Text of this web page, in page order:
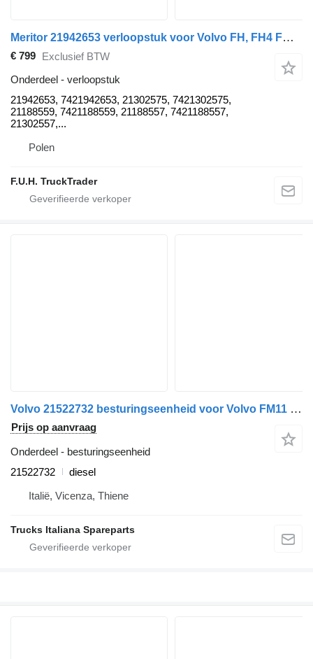
Meritor 21942653 verloopstuk voor Volvo FH, FH4 FM4 FM5 FM13 FM12 FM11 FMX 11 vrachtwagen
€ 799 Exclusief BTW
Onderdeel - verloopstuk
21942653, 7421942653, 21302575, 7421302575,
21188559, 7421188559, 21188557, 7421188557,
21302557,...
Polen
F.U.H. TruckTrader
Volvo 21522732 besturingseenheid voor Volvo FM11 euro 5 vrachtwagen
Prijs op aanvraag
Onderdeel - besturingseenheid
21522732
diesel
Italië, Vicenza, Thiene
Trucks Italiana Spareparts